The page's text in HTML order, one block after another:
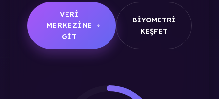
VERI
MERKEZINE
GIT
BIYOMETRI
KEŞFET